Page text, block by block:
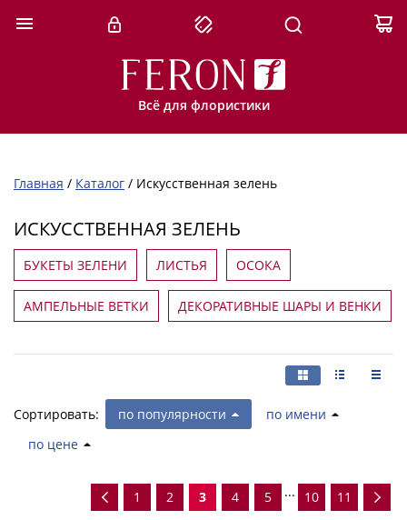
Всё для флористики
Главная / Каталог / Искусственная зелень
ИСКУССТВЕННАЯ ЗЕЛЕНЬ
БУКЕТЫ ЗЕЛЕНИ ЛИСТЬЯ ОСОКА
АМПЕЛЬНЫЕ ВЕТКИ ДЕКОРАТИВНЫЕ ШАРЫ И ВЕНКИ
Сортировать: по популярности
по имени
по цене
1 2 3 4 5 ... 10 11